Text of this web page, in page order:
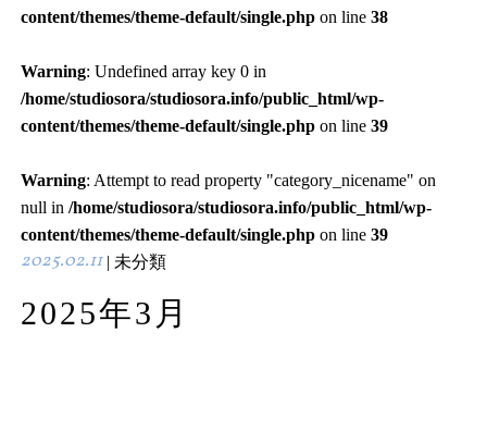
content/themes/theme-default/single.php on line38
Warning: Undefined array key 0 in
/home/studiosora/studiosora.info/public_html/wp-
content/themes/theme-default/single.php on line39
Warning: Attempt to read property "category_nicename" on
null in/home/studiosora/studiosora.info/public_html/wp-
content/themes/theme-default/single.php on line39
2025.02.11| 未分類
2025年3月